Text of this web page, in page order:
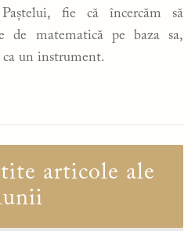
fie că încercăm să
de matematică pe baza sa,
un instrument.
articole ale